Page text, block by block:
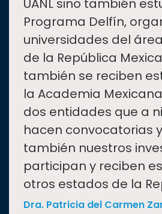
UANL sino también
Programa Delfín,
universidades del
de la República
también se reciben
la Academia
dos entidades que a
hacen convocatorias
también nuestros
participan y reciben
otros estados de la
Dra. Patricia del Carmen